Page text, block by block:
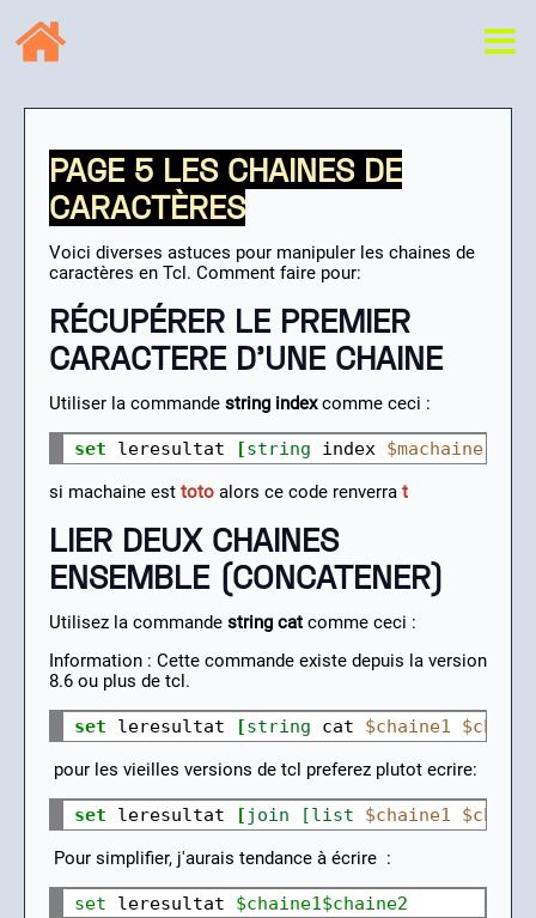
PAGE 5 LES CHAINES DE
CARACTÈRES
Voici diverses astuces pour manipuler les chaines de
caractères en Tcl. Comment faire pour:
RÉCUPÉRER LE PREMIER
CARACTERE D'UNE CHAINE
Utiliser la commande string indexcomme ceci :
set leresultat [string index $machaine
si machaine est toto alors ce code renverra t
LIER DEUX CHAINES
ENSEMBLE (CONCATENER)
Utilisez la commande string cat comme ceci :
Information : Cette commande existe depuis la version
8.6 ou plus de tcl.
set leresultat [string cat $chaine1
pour les vieilles versions de tcl preferez plutot ecrire:
set leresultat [ join [list $chaine1
Pour simplifier, j'aurais tendance à écrire :
set leresultat $chaine1$chaine2